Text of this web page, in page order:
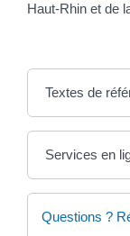
Haut-Rhin et de
Textes de
Services en
Questions ?